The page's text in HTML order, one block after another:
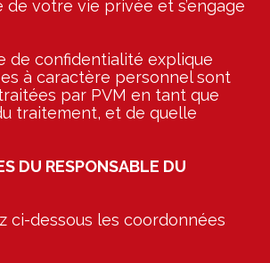
de votre vie privée et s’engage
de confidentialité explique
à caractère personnel sont
par PVM en tant que
traitement, et de quelle
DU RESPONSABLE DU
ci-dessous les coordonnées